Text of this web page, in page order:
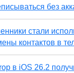
без
стали
контактов в
в iOS 26.2